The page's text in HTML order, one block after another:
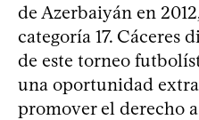
de Azerbaiyán en
categoría 17. Cáceres
de este torneo
una oportunidad
promover el derecho